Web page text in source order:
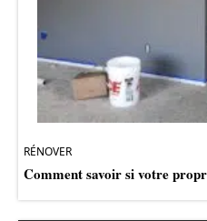
RÉNOVER
Comment savoir si votre